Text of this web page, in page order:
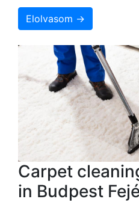
Elolvasom →
Carpet
in Budpest